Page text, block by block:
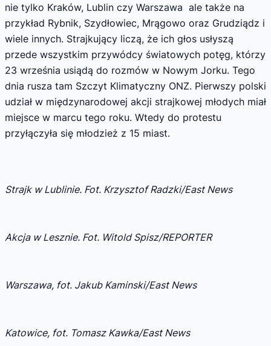
nie tylko Kraków, Lublin czy Warszawa ale także na
przykład Rybnik, Szydłowiec, Mrągowo oraz Grudziądz i
wiele innych. Strajkujący liczą, że ich głos usłyszą
przede wszystkim przywódcy światowych potęg, którzy
23 września usiądą do rozmów w Nowym Jorku. Tego
dnia rusza tam Szczyt Klimatyczny ONZ. Pierwszy polski
udział w międzynarodowej akcji strajkowej młodych miał
miejsce w marcu tego roku. Wtedy do protestu
przyłączyła się młodzież z 15 miast.
Strajk w Lublinie. Fot. Krzysztof Radzki/East News
Akcja w Lesznie. Fot. Witold Spisz/REPORTER
Warszawa, fot. Jakub Kaminski/East News
Katowice, fot. Tomasz Kawka/East News